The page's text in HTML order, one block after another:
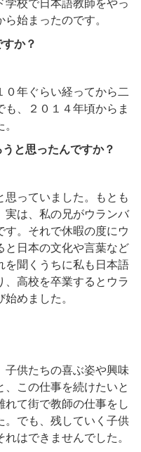
校で日本語教師をやっ
始まったのです。
か？
０年ぐらい経ってから二
も、２０１４年頃からま
と思ったんですか？
っていました。もとも
実は、私の兄がウランバ
す。それで休暇の度にウ
と日本の文化や言葉など
を聞くうちに私も日本語
、高校を卒業するとウラ
めました。
子供たちの喜ぶ姿や興味
この仕事を続けたいと
れて街で教師の仕事をし
。でも、残していく子供
はできませんでした。